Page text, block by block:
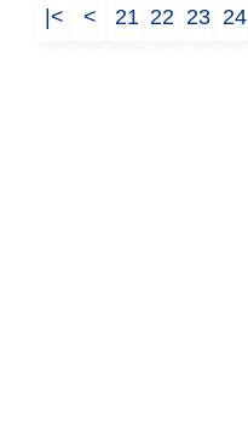
|< < 21 22 23 24